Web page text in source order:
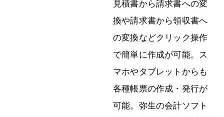
見積書から請求書への変
換や請求書から領収書へ
の変換などクリック操作
で簡単に作成が可能。ス
マホやタブレットからも
各種帳票の作成・発行が
可能。弥生の会計ソフト